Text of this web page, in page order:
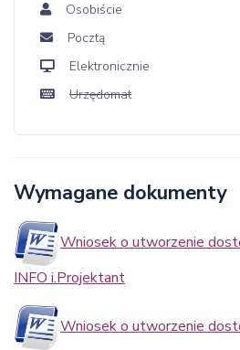
Osobiście
Pocztą
Elektronicznie
Urzędomat
Wymagane dokumenty
Wniosek o utworzenie
INFO i.Projektant
Wniosek o utworzenie